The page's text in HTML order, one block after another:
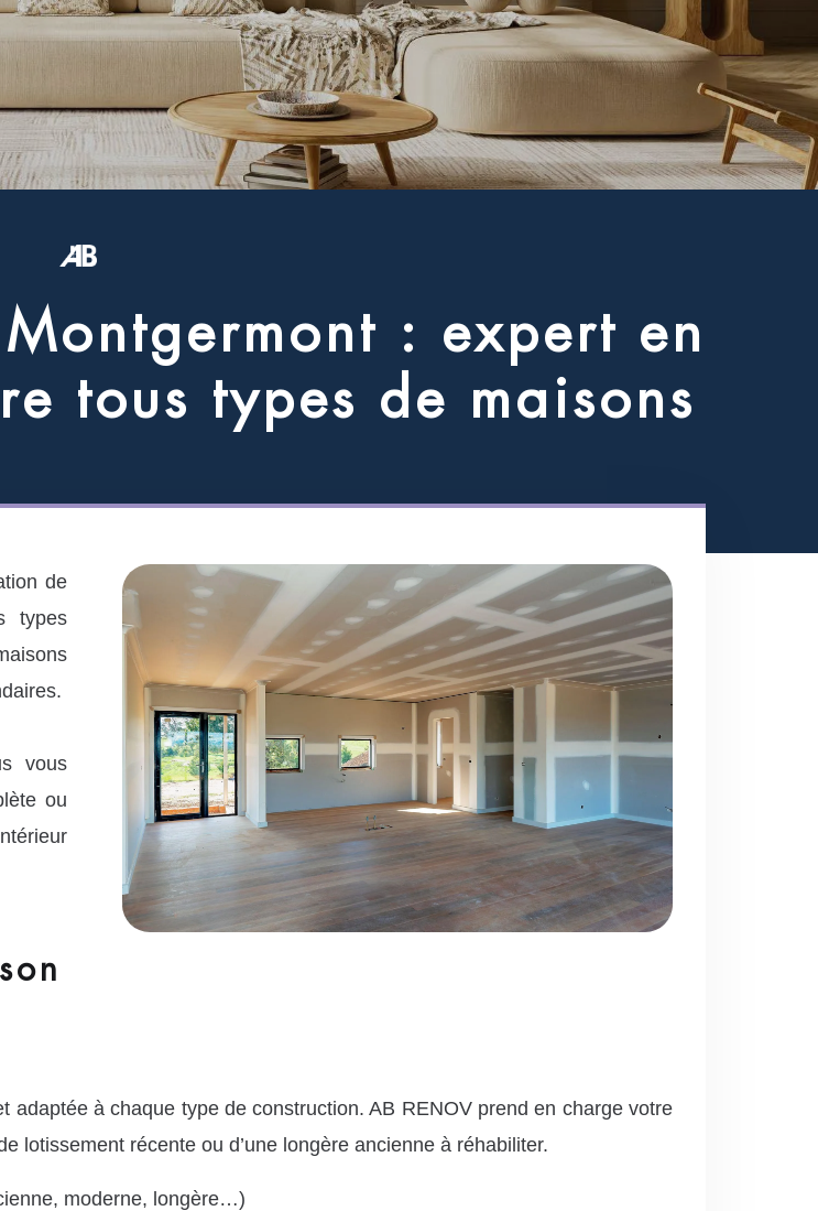
Montgermont : expert en
re tous types de maisons
de
types
vous
ou
à chaque type de construction. AB RENOV prend en charge votre
lotissement récente ou d’une longère ancienne à réhabiliter.
moderne, longère…)